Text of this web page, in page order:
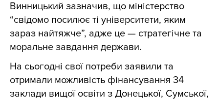
Винницький зазначив, що міністерство
“свідомо посилює ті університети, яким
зараз найтяжче”, адже це — стратегічне та
моральне завдання держави.
На сьогодні свої потреби заявили та
отримали можливість фінансування 34
заклади вищої освіти з Донецької, Сумської,